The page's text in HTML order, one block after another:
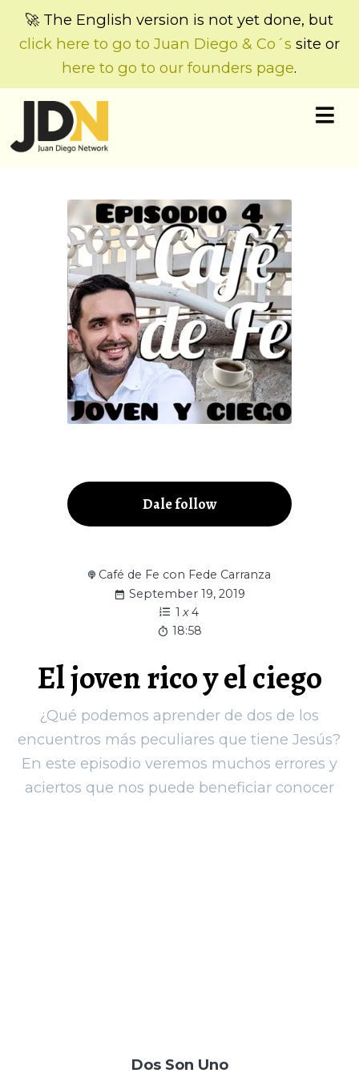
🚀 The English version is not yet done, but
click here to go to Juan Diego & Co´s site or
here to go to our founders page.
Dale follow
Café de Fe con Fede Carranza
September 19, 2019
1 x4
18:58
El joven rico y el ciego
¿Qué podemos aprender de dos de los
encuentros más peculiares que tiene Jesús?
En este episodio veremos muchos errores y
aciertos que nos puede beneficiar conocer
Dos Son Uno